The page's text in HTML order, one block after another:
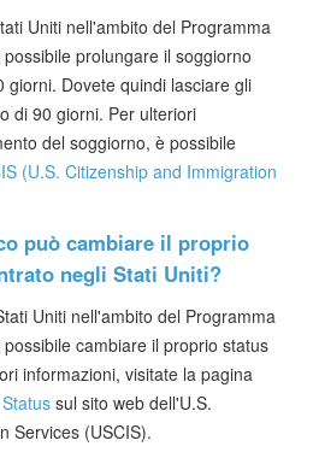
Uniti nell'ambito del Programma
prolungare il soggiorno
giorni. Dovete quindi lasciare gli
di 90 giorni. Per ulteriori
del soggiorno, è possibile
(U.S. Citizenship and Immigration
può cambiare il proprio
negli Stati Uniti?
Uniti nell'ambito del Programma
cambiare il proprio status
informazioni, visitate la pagina
sul sito web dell'U.S.
Services (USCIS).